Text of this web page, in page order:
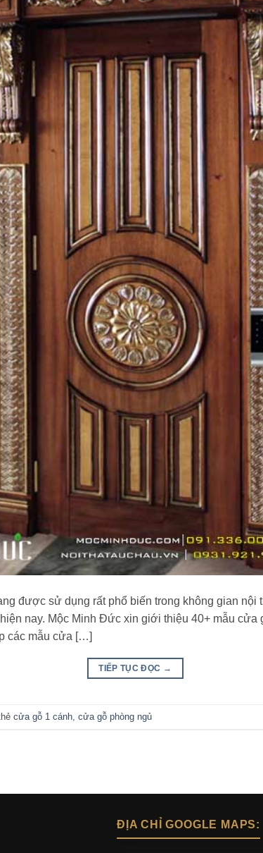
được sử dụng rất phổ biến trong không gian nội
nay. Mộc Minh Đức xin giới thiệu 40+ mẫu
các mẫu cửa […]
TIẾP TỤC ĐỌC →
cửa gỗ 1 cánh cửa gỗ phòng ngủ
ĐỊA CHỈ GOOGLE MAPS: